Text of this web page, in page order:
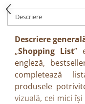
Descriere
Descriere
„Shopping List”
engleză,
completează
produsele
vizuală, cei mici